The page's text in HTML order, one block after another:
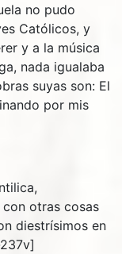
no pudo
Católicos, y
y a la música
nada igualaba
suyas son: El
por mis
con otras cosas
diestrísimos en